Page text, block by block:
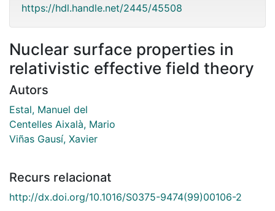
https://hdl.handle.net/2445/45508
Nuclear surface properties in
relativistic effective field theory
Autors
Estal, Manuel del
Centelles Aixalà, Mario
Viñas Gausí, Xavier
Recurs relacionat
http://dx.doi.org/10.1016/S0375-9474(99)00106-2